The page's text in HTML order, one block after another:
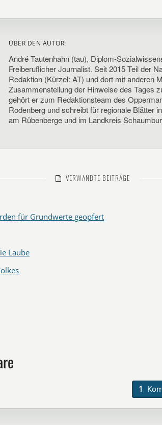
ÜBER DEN AUTOR:
André Tautenhahn (tau), Diplom-
Freiberuflicher Journalist. Seit 2015 Teil der
Redaktion (Kürzel: AT) und dort mit anderen
Zusammenstellung der Hinweise des Tages
gehört er zum Redaktionsteam des
Rodenberg und schreibt für regionale Blätter
am Rübenberge und im Landkreis
VERWANDTE BEITRÄGE
für Grundwerte geopfert
Laube
1